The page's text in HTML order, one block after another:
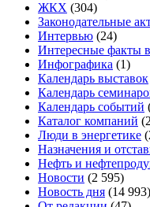
ЖКХ (304)
Законодательные
Интервью (24)
Интересные факты
Инфографика (1)
Календарь выставок
Календарь
Календарь событий
Каталог компаний
Люди в энергетике
Назначения и
Нефть и
Новости (2 595)
Новость дня (14 993)